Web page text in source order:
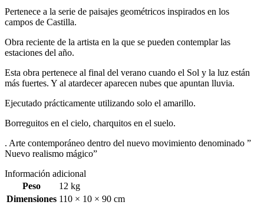
Pertenece a la serie de paisajes geométricos inspirados en los
campos de Castilla.
Obra reciente de la artista en la que se pueden contemplar las
estaciones del año.
Esta obra pertenece al final del verano cuando el Sol y la luz están
más fuertes. Y al atardecer aparecen nubes que apuntan lluvia.
Ejecutado prácticamente utilizando solo el amarillo.
Borreguitos en el cielo, charquitos en el suelo.
. Arte contemporáneo dentro del nuevo movimiento denominado ”
Nuevo realismo mágico”
Información adicional
Peso
12 kg
Dimensiones 110 × 10 × 90 cm